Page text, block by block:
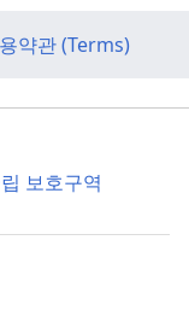
약관 (Terms)
보호구역